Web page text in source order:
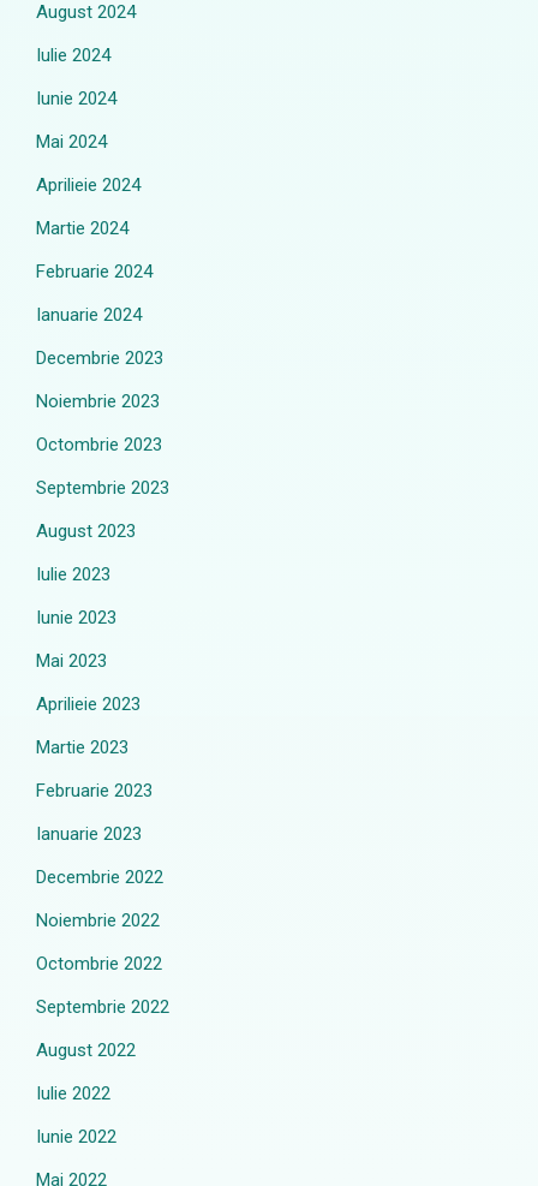
August 2024
Iulie 2024
Iunie 2024
Mai 2024
Aprilieie 2024
Martie 2024
Februarie 2024
Ianuarie 2024
Decembrie 2023
Noiembrie 2023
Octombrie 2023
Septembrie 2023
August 2023
Iulie 2023
Iunie 2023
Mai 2023
Aprilieie 2023
Martie 2023
Februarie 2023
Ianuarie 2023
Decembrie 2022
Noiembrie 2022
Octombrie 2022
Septembrie 2022
August 2022
Iulie 2022
Iunie 2022
Mai 2022